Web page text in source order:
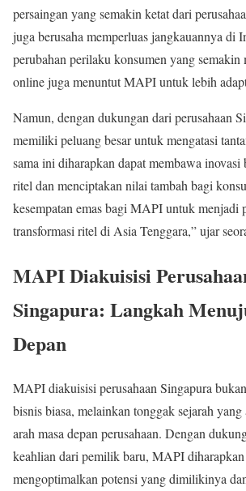
persaingan yang semakin ketat dari
juga berusaha memperluas jangkauannya di
perubahan perilaku konsumen yang semakin
online juga menuntut MAPI untuk lebih
Namun, dengan dukungan dari perusahaan
memiliki peluang besar untuk mengatasi
sama ini diharapkan dapat membawa inovasi
ritel dan menciptakan nilai tambah bagi
kesempatan emas bagi MAPI untuk menjadi
transformasi ritel di Asia Tenggara,” ujar
MAPI Diakuisisi
Singapura: Langkah
Depan
MAPI diakuisisi perusahaan Singapura
bisnis biasa, melainkan tonggak sejarah
arah masa depan perusahaan. Dengan
keahlian dari pemilik baru, MAPI diharapkan
mengoptimalkan potensi yang dimilikinya